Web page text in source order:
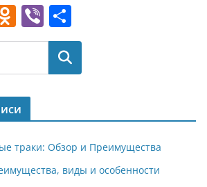
O
d
o
kl
a
ss
ni
Vi
b
er
т
п
р
в
и
т
Поиск
траки: Обзор и Преимущества
виды и особенности